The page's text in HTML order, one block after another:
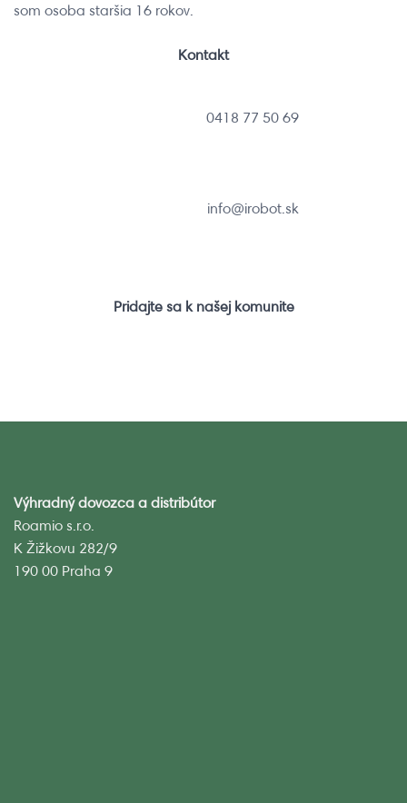
som osoba staršia 16 rokov.
Kontakt
0418 77 50 69
info@irobot.sk
Pridajte sa k našej komunite
Výhradný dovozca a distribútor
Roamio s.r.o.
K Žižkovu 282/9
190 00 Praha 9